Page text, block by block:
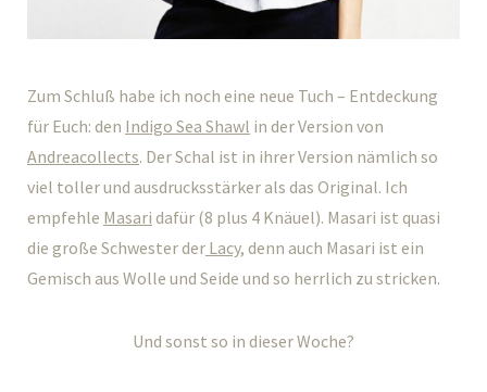
Zum Schluß habe ich noch eine neue Tuch – Entdeckung
für Euch: den Indigo Sea Shawl in der Version von
Andreacollects. Der Schal ist in ihrer Version nämlich so
viel toller und ausdrucksstärker als das Original. Ich
empfehle Masari dafür (8 plus 4 Knäuel). Masari ist quasi
die große Schwester der Lacy, denn auch Masari ist ein
Gemisch aus Wolle und Seide und so herrlich zu stricken.
Und sonst so in dieser Woche?